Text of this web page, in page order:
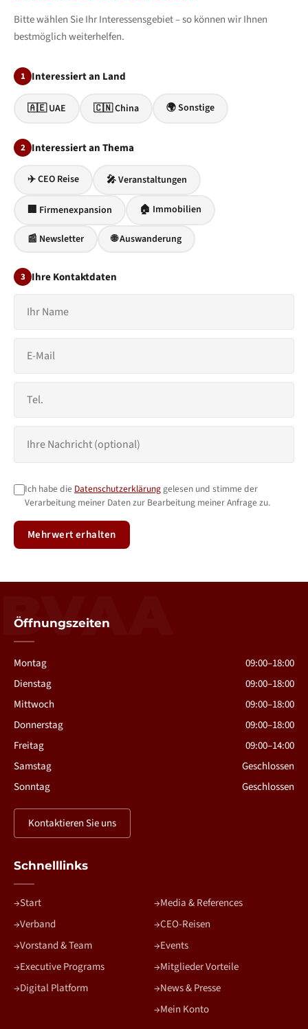
Bitte wählen Sie Ihr Interessensgebiet – so können wir Ihnen
bestmöglich weiterhelfen.
1 Interessiert an Land
🇦🇪 UAE 🇨🇳 China 🌍 Sonstige
2 Interessiert an Thema
✈️ CEO Reise 🎤 Veranstaltungen
🏢 Firmenexpansion 🏠 Immobilien
📰 Newsletter 🌐 Auswanderung
3 Ihre Kontaktdaten
Ich habe die Datenschutzerklärung gelesen und stimme der
Verarbeitung meiner Daten zur Bearbeitung meiner Anfrage zu.
Mehrwert erhalten
BVAA
Öffnungszeiten
Montag
09:00–18:00
Dienstag
09:00–18:00
Mittwoch
09:00–18:00
Donnerstag
09:00–18:00
Freitag
09:00–14:00
Samstag
Geschlossen
Sonntag
Geschlossen
Kontaktieren Sie uns
Schnelllinks
Start
Verband
Vorstand & Team
Executive Programs
Digital Platform
Media & References
CEO-Reisen
Events
Mitglieder Vorteile
News & Presse
Mein Konto